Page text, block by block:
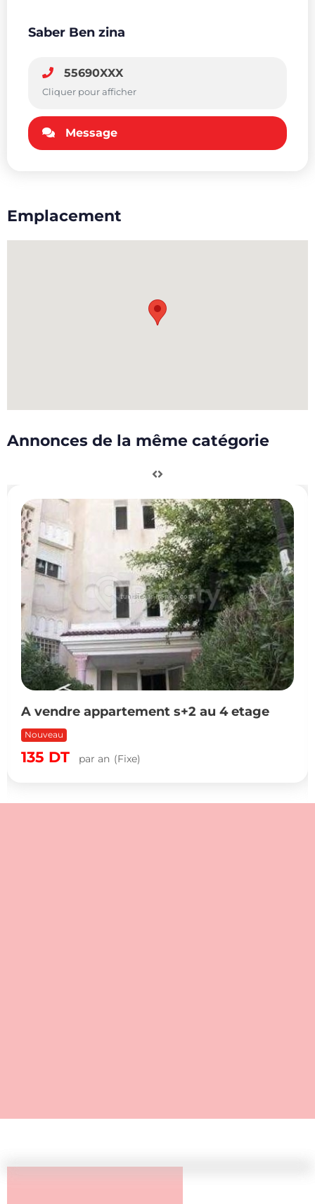
Saber Ben zina
55690XXX
Cliquer pour afficher
Message
Emplacement
Annonces de la même catégorie
A vendre appartement s+2 au 4 etage
Nouveau
135 DT par an (Fixe)